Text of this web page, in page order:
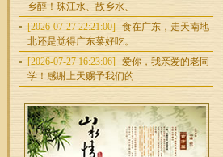
乡醇！珠江水、故乡水、
[2026-07-27 22:21:00]
食在广东，走天南地
北还是觉得广东菜好吃。
[2026-07-27 16:23:06]
爱你，我亲爱的老同
学！感谢上天赐予我们的